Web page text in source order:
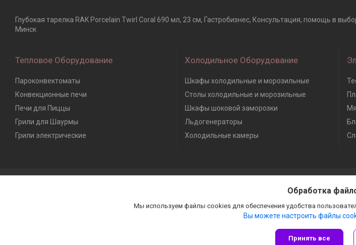
Глубокая тарелка RAK Porcelain Twirl Coral 690 мл, 23 см, Гастробизнес, Консультация, помощь в
Минск
Тепловое Оборудование
Пароконвектоматы
Конвекционные печи
Печи для Пиццы
Грили для Шаурмы
Грили электрические
Холодильное Оборудование
Шкафы холодильные и морозильные
Столы холодильные и морозильные
Шкафы шоковой заморозки
Льдогенераторы
Холодильные камеры
Сайт создан на
Политика обработки
Обработка
Мы используем файлы cookies для обеспечения удобства
Вы можете настроить файлы
Принять все
Гастробизнес |
Select